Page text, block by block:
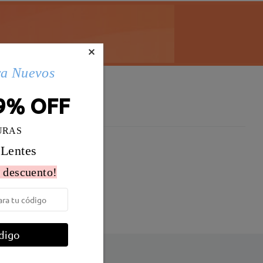
×
Nuevos
OFF
descuento!